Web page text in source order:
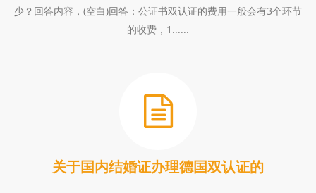
少？回答内容，(空白)回答：公证书双认证的费用一般会有3个环节
的收费，1......
关于国内结婚证办理德国双认证的